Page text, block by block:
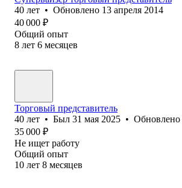
40 лет • Обновлено 13 апреля 2014
40 000 ₽
Общий опыт
8 лет 6 месяцев
Торговый представитель
40 лет • Был 31 мая 2025 • Обновлено
35 000 ₽
Не ищет работу
Общий опыт
10 лет 8 месяцев